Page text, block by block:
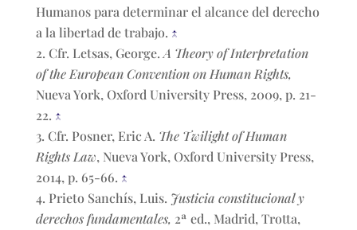
Humanos para determinar el alcance del derecho
a la libertad de trabajo. ↑
Cfr. Letsas, George. A Theory of Interpretation
of the European Convention on Human Rights,
Nueva York, Oxford University Press, 2009, p. 21-
22. ↑
Cfr. Posner, Eric A. The Twilight of Human
Rights Law, Nueva York, Oxford University Press,
2014, p. 65-66. ↑
Prieto Sanchís, Luis. Justicia constitucional y
derechos fundamentales, 2ª ed., Madrid, Trotta,